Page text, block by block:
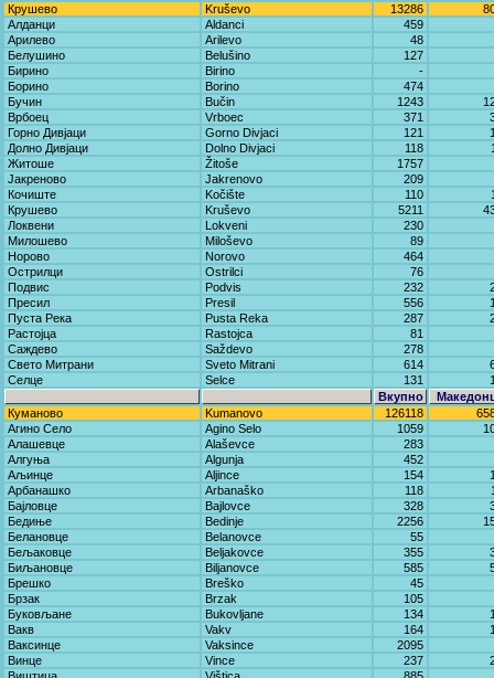
Крушево
Kruševo 13286
Алданци
Aldanci
459
Арилево
Arilevo
48
Белушино
Belušino
127
Бирино
Birino
-
Борино
Borino
474
Бучин
Bučin 1243
Врбоец
Vrboec 371
Горно Дивјаци
Gorno Divjaci 121
Долно Дивјаци
Dolno Divjaci 118
Житоше
Žitoše
1757
Јакреново
Јakrenovo
209
Кочиште
Kočište 110
Крушево
Kruševo 5211
Локвени
Lokveni
230
Милошево
Miloševo
89
Норово
Norovo
464
Острилци
Ostrilci
76
Подвис
Podvis 232
Пресил
Presil 556
Пуста Река
Pusta Reka 287
Растојца
Rastojca
81
Саждево
Saždevo
278
Свето Митрани
Sveto Mitrani 614
Селце
Selce 131
Вкупно
Куманово
Kumanovo 126118
Агино Село
Agino Selo 1059
Алашевце
Alaševce
283
Алгуња
Algunja
452
Аљинце
Aljince 154
Арбанашко
Arbanaško 118
Бајловце
Bajlovce 328
Бедиње
Bedinje 2256
Белановце
Belanovce
55
Бељаковце
Beljakovce 355
Биљановце
Biljanovce 585
Брешко
Breško
45
Брзак
Brzak
105
Буковљане
Bukovljane 134
Вакв
Vakv 164
Ваксинце
Vaksince
2095
Винце
Vince 237